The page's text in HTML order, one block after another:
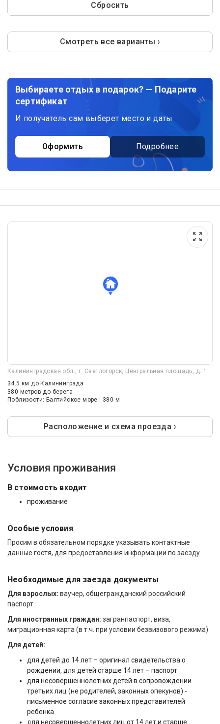
Сбросить
Смотреть все варианты ›
Выбираете отдых в подарок? — Подарите
сертификат
И получатель сам выберет место и даты
Оформить Подробнее
Калининградская обл., г. Светлогорск, Центральная площадь, д. 1
34.5 кмдо Калининграда
380 метров до берега
Поблизости: Балтийское море : 380 м
Расположение и схема проезда ›
Условия проживания
В стоимость входит
проживание
Особые условия
Просим в обязательном порядке указывать контактные
данные гостя, для предоставления информации по заезду
Необходимые для заезда документы
Для взрослых: ваучер, общегражданский российский
паспорт
Для иностранных граждан: загранпаспорт, виза,
миграционная карта (в т.ч. при условии безвизового режима)
Для детей:
для детей до 14 лет – оригинал свидетельства о
рождении, для детей старше 14 лет – паспорт
для несовершеннолетних детей в сопровождении
третьих лиц (не родителей, законных опекунов) -
письменное согласие законных представителей
ребенка
для несовершеннолетних лиц от 14 лет и старше